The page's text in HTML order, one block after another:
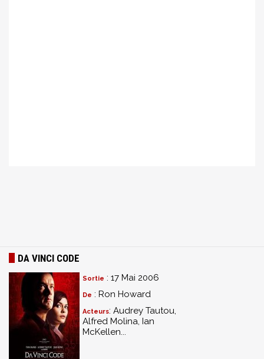
DA VINCI CODE
Sortie : 17 Mai 2006
De : Ron Howard
Acteurs: Audrey Tautou,
Alfred Molina, Ian
McKellen...